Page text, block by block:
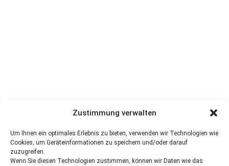
Zustimmung verwalten
Um Ihnen ein optimales Erlebnis zu bieten, verwenden wir Technologien wie
Cookies, um Geräteinformationen zu speichern und/oder darauf
zuzugreifen.
Wenn Sie diesen Technologien zustimmen, können wir Daten wie das